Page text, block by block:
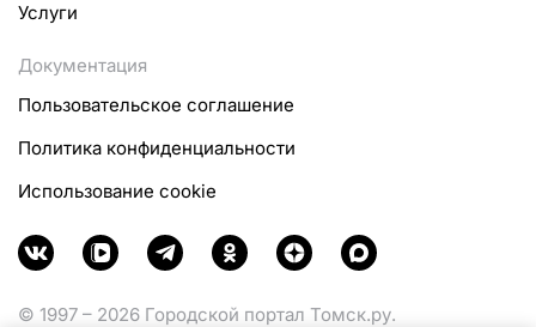
Услуги
Документация
Пользовательское соглашение
Политика конфиденциальности
Использование cookie
© 1997 – 2026 Городской портал Томск.ру.